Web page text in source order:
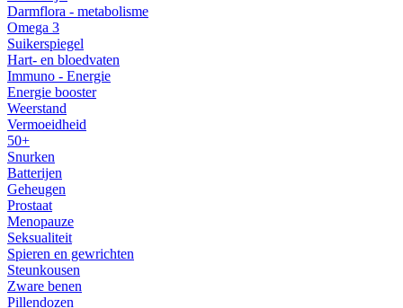
Darmflora - metabolisme
Omega 3
Suikerspiegel
Hart- en bloedvaten
Immuno - Energie
Energie booster
Weerstand
Vermoeidheid
50+
Snurken
Batterijen
Geheugen
Prostaat
Menopauze
Seksualiteit
Spieren en gewrichten
Steunkousen
Zware benen
Pillendozen